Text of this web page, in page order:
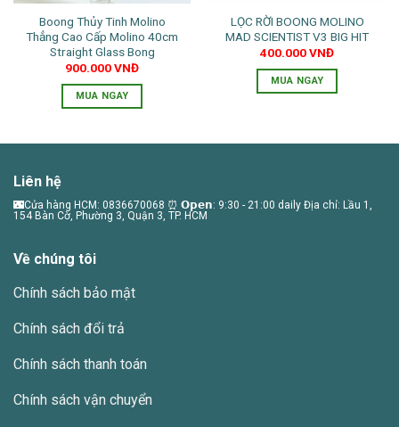
Boong Thủy Tinh Molino
Thẳng Cao Cấp Molino 40cm
Straight Glass Bong
900.000VNĐ
MUA NGAY
biến
chọn
thể
chọn
trang
LỌC RỜI BOONG MOLINO
MAD SCIENTIST V3 BIG HIT
400.000VNĐ
MUA NGAY
Liên hệ
🌃Cửa hàng HCM: 0836670068 ⏰ 𝗢𝗽𝗲𝗻: 9:30 - 21:00 daily Địa chỉ: Lầu 1,
154 Bàn Cờ, Phường 3, Quận 3, TP. HCM
Về chúng tôi
Chính sách bảo mật
Chính sách đổi trả
Chính sách thanh toán
Chính sách vận chuyển